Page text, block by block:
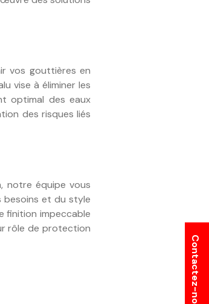
vos gouttières en
vise à éliminer les
optimal des eaux
des risques liés
notre équipe vous
besoins et du style
finition impeccable
rôle de protection